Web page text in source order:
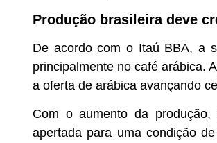
Produção brasileira deve
De acordo com o Itaú BBA, a
principalmente no café arábica.
a oferta de arábica avançando
Com o aumento da
apertada para uma condição